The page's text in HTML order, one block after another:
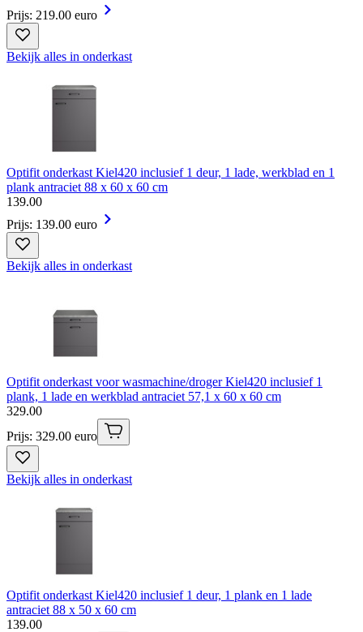
Prijs: 219.00 euro
Bekijk alles in onderkast
Optifit onderkast Kiel420 inclusief 1 deur, 1 lade, werkblad en 1
plank antraciet 88 x 60 x 60 cm
139.00
Prijs: 139.00 euro
Bekijk alles in onderkast
Optifit onderkast voor wasmachine/droger Kiel420 inclusief 1
plank, 1 lade en werkblad antraciet 57,1 x 60 x 60 cm
329.00
Prijs: 329.00 euro
Bekijk alles in onderkast
Optifit onderkast Kiel420 inclusief 1 deur, 1 plank en 1 lade
antraciet 88 x 50 x 60 cm
139.00